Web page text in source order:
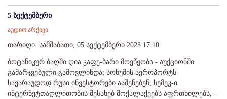
5 სექტემბერი
აუდიო არქივი
თარიღი: სამშაბათი, 05 სექტემბერი 2023 17:10
ბოტანიკურ ბაღში ღია კაფე-ბარი მოეწყობა - აუქციონში
გამარჯვებული გამოვლინდა; სოხუმის აეროპორტს
სავარაუდოდ რუსი ინვესტორები ააშენებენ; სემეკ-ი
ინტერნეტთაღლითობის შესახებ მოქალაქეებს აფრთხილებს, -